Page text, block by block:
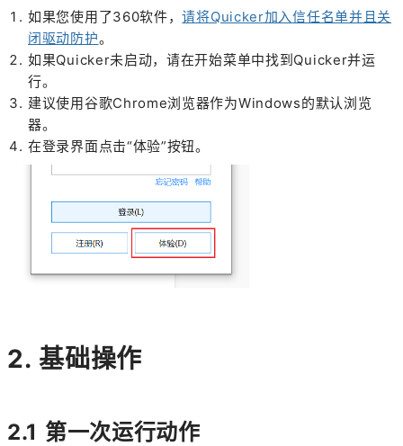
如果您使用了360软件，请将Quicker加入信任名单并且关
闭驱动防护。
如果Quicker未启动，请在开始菜单中找到Quicker并运
行。
建议使用谷歌Chrome浏览器作为Windows的默认浏览
器。
在登录界面点击“体验”按钮。
2. 基础操作
2.1 第一次运行动作